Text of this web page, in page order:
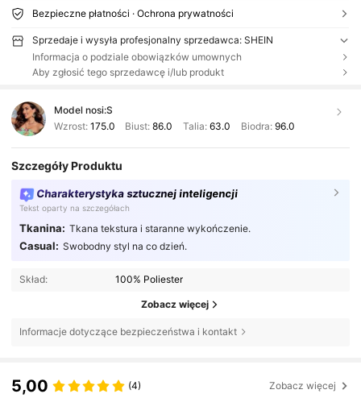
Bezpieczne płatności · Ochrona prywatności
Sprzedaje i wysyła profesjonalny sprzedawca: SHEIN
Informacja o podziale obowiązków umownych
Aby zgłosić tego sprzedawcę i/lub produkt
Model nosi:S
Wzrost: 175.0 Biust:86.0 Talia: 63.0 Biodra: 96.0
Szczegóły Produktu
Charakterystyka sztucznej inteligencji
Tekst oparty na szczegółach
Tkanina: Tkana tekstura i staranne wykończenie.
Casual: Swobodny styl na co dzień.
Skład: 100% Poliester
Zobacz więcej
Informacje dotyczące bezpieczeństwa i kontakt
5,00 (4) Zobacz więcej